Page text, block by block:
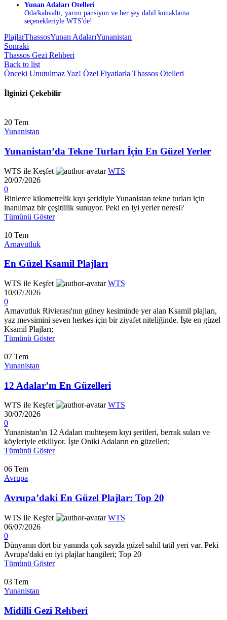
Yunan Adaları Otelleri
Oda/kahvaltı, yarım pansiyon ve her şey dahil konaklama
seçenekleriyle WTS'de!
PlajlarThassosYunan AdalarıYunanistan
Sonraki
Thassos Gezi Rehberi
Back to list
Önceki Unutulmaz Yaz! Özel Fiyatlarla Thassos Otelleri
İlginizi Çekebilir
20 Tem
Yunanistan
Yunanistan’da Tekne Turları İçin En Güzel Yerler
WTS ile Keşfet
WTS
20/07/2026
0
Binlerce kilometrelik kıyı şeridiyle Yunanistan tekne turları için
inanılmaz bir çeşitlilik sunuyor. Peki en iyi yerler neresi?
Tümünü Göster
10 Tem
Arnavutluk
En Güzel Ksamil Plajları
WTS ile Keşfet
WTS
10/07/2026
0
Arnavutluk Rivierası'nın güney kesiminde yer alan Ksamil plajları,
yaz mevsimini seven herkes için bir ziyafet niteliğinde. İşte en güzel
Ksamil Plajları;
Tümünü Göster
07 Tem
Yunanistan
12 Adalar’ın En Güzelleri
WTS ile Keşfet
WTS
30/07/2026
0
Yunanistan'ın 12 Adaları muhteşem kıyı şeritleri, berrak suları ve
köyleriyle etkiliyor. İşte Oniki Adaların en güzelleri;
Tümünü Göster
06 Tem
Avrupa
Avrupa’daki En Güzel Plajlar: Top 20
WTS ile Keşfet
WTS
06/07/2026
0
Dünyanın dört bir yanında çok sayıda güzel sahil tatil yeri var. Peki
Avrupa'daki en iyi plajlar hangileri; Top 20
Tümünü Göster
03 Tem
Yunanistan
Midilli Gezi Rehberi